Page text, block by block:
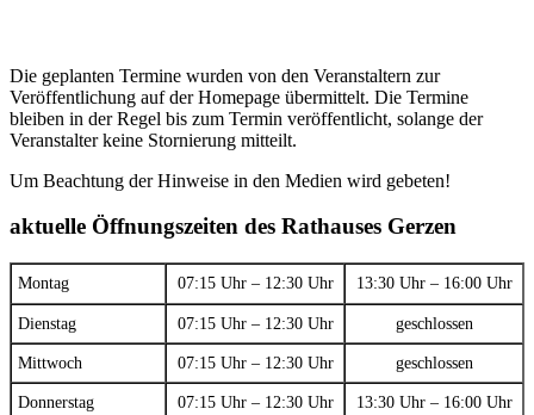
Die geplanten Termine wurden von den Veranstaltern zur
Veröffentlichung auf der Homepage übermittelt. Die Termine
bleiben in der Regel bis zum Termin veröffentlicht, solange der
Veranstalter keine Stornierung mitteilt.
Um Beachtung der Hinweise in den Medien wird gebeten!
aktuelle Öffnungszeiten des Rathauses Gerzen
Montag 07:15 Uhr – 12:30 Uhr 13:30 Uhr – 16:00 Uhr
Dienstag 07:15 Uhr – 12:30 Uhr geschlossen
Mittwoch 07:15 Uhr – 12:30 Uhr geschlossen
Donnerstag 07:15 Uhr – 12:30 Uhr 13:30 Uhr – 16:00 Uhr